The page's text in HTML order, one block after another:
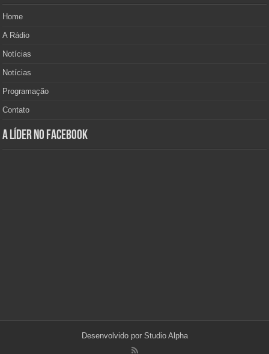
Home
A Rádio
Notícias
Notícias
Programação
Contato
A Líder no Facebook
Desenvolvido por Studio Alpha